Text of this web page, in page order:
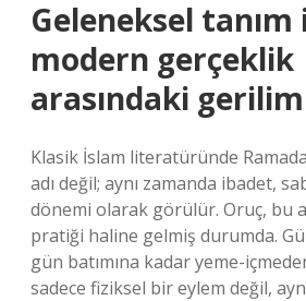
Geleneksel tanım
modern gerçeklik
arasındaki gerilim
Klasik İslam literatüründe
adı değil; aynı zamanda ibadet,
dönemi olarak görülür. Oruç, bu
pratiği haline gelmiş durumda.
gün batımına kadar yeme-
sadece fiziksel bir eylem değil,